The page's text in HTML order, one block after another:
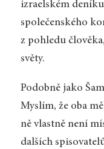
izraelském
společenského
z pohledu
světy.
Podobně jako
Myslím, že oba
ně vlastně není
dalších